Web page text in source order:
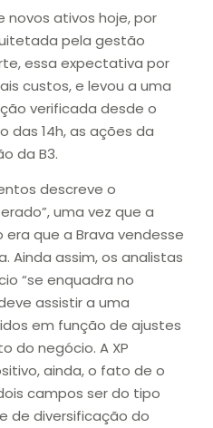
novos ativos hoje, por
pela gestão
essa expectativa por
custos, e levou a uma
verificada desde o
das 14h, as ações da
da B3.
descreve o
uma vez que a
que a Brava vendesse
Ainda assim, os analistas
“se enquadra no
assistir a uma
em função de ajustes
do negócio. A XP
ainda, o fato de o
campos ser do tipo
de diversificação do